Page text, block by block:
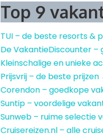
Top 9
TUI – de beste resorts &
De VakantieDiscounter
Kleinschalige en unieke
Prijsvrij – de beste prijzen
Corendon – goedkope
Suntip – voordelige
Sunweb – ruime selectie
Cruisereizen.nl – alle